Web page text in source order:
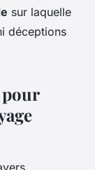
sur laquelle
déceptions